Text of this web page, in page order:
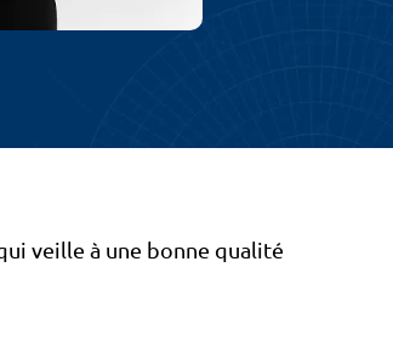
veille à une bonne qualité